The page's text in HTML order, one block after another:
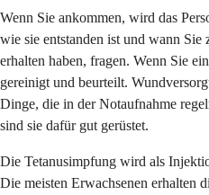
Wenn Sie ankommen, wird das
wie sie entstanden ist und wann Sie
erhalten haben, fragen. Wenn Sie
gereinigt und beurteilt.
Dinge, die in der Notaufnahme
sind sie dafür gut gerüstet.
Die Tetanusimpfung wird als
Die meisten Erwachsenen erhalten